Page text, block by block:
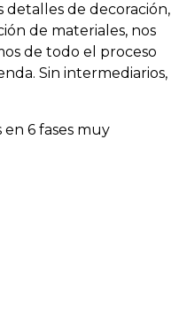
de decoración,
de materiales, nos
de todo el proceso
Sin intermediarios,
en 6 fases muy